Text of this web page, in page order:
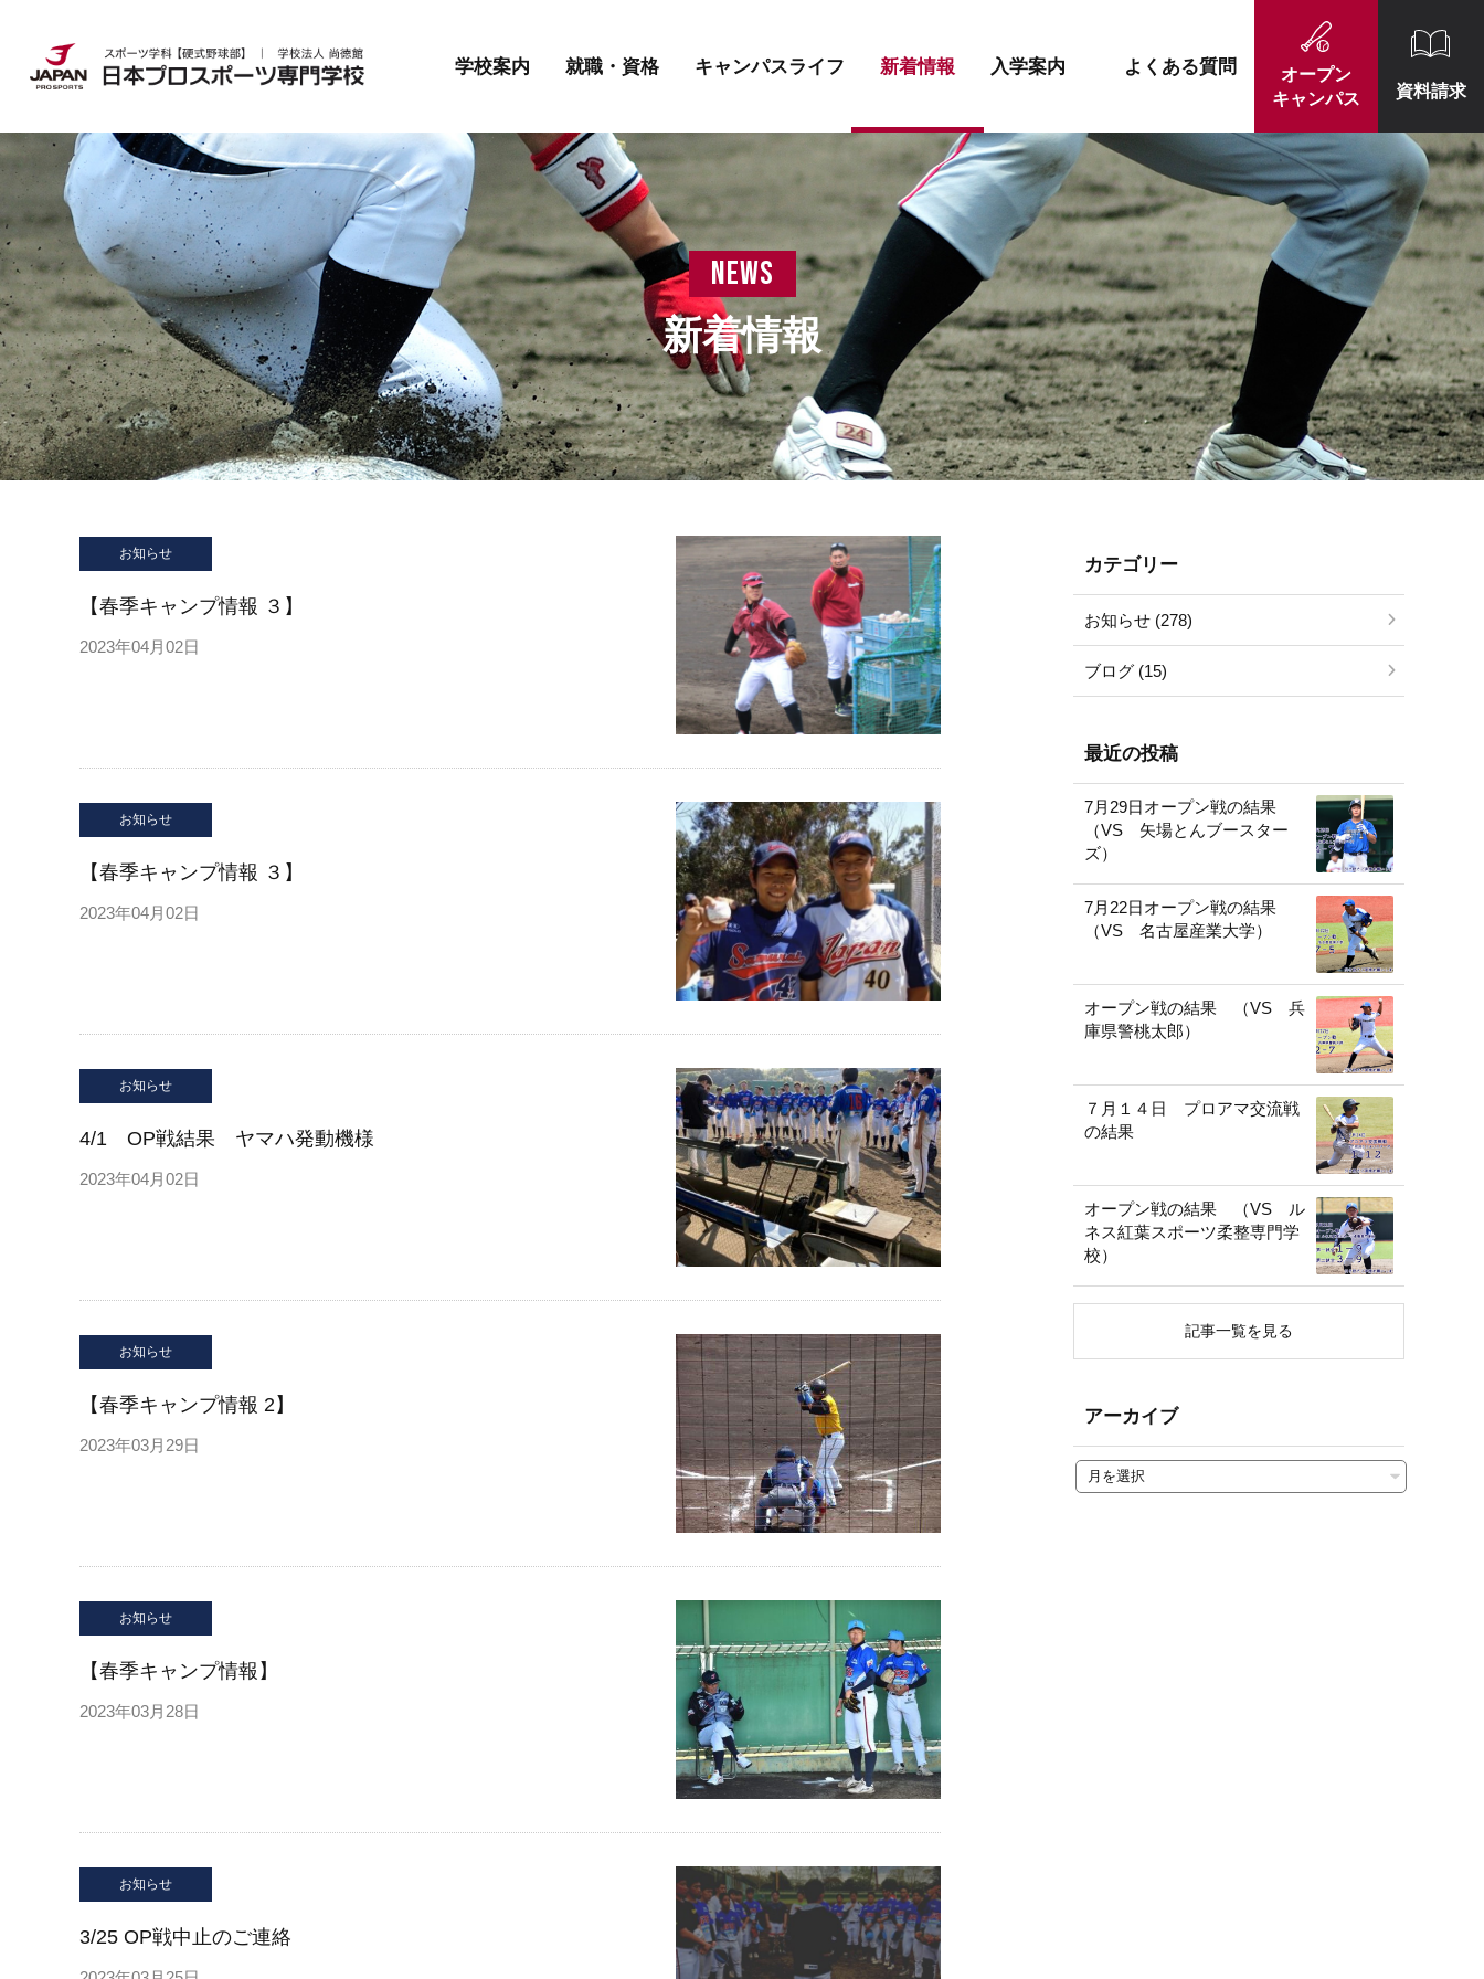
学校案内
日本プロスポーツ専門学校とは 講師紹介 施設紹介
就職・資格
就職・資格 先輩の声 就職実績一覧
キャンパスライフ 新着情報 入学案内
募集要項 学費について
よくある質問
オープン
キャンパス
資料請求
news
新着情報
お知らせ
【春季キャンプ情報 ３】
2023年04月02日
お知らせ
【春季キャンプ情報 ３】
2023年04月02日
お知らせ
4/1 OP戦結果 ヤマハ発動機様
2023年04月02日
お知らせ
【春季キャンプ情報 2】
2023年03月29日
お知らせ
【春季キャンプ情報】
2023年03月28日
お知らせ
3/25 OP戦中止のご連絡
カテゴリー
お知らせ (278)
ブログ (15)
最近の投稿
7月29日オープン戦の結果
（VS 矢場とんブースター
ズ）
7月22日オープン戦の結果
（VS 名古屋産業大学）
オープン戦の結果 （VS 兵
庫県警桃太郎）
７月１４日 プロアマ交流戦
の結果
オープン戦の結果 （VS ル
ネス紅葉スポーツ柔整専門学
校）
記事一覧を見る
アーカイブ